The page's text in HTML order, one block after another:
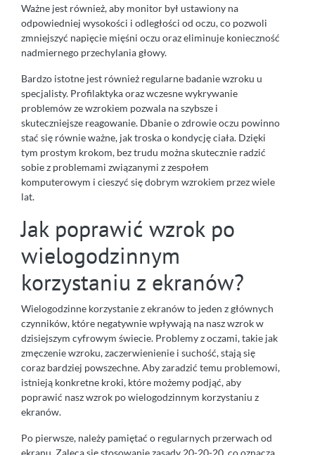
Ważne jest również, aby monitor był ustawiony na
odpowiedniej wysokości i odległości od oczu, co pozwoli
zmniejszyć napięcie mięśni oczu oraz eliminuje konieczność
nadmiernego przechylania głowy.
Bardzo istotne jest również regularne badanie wzroku u
specjalisty. Profilaktyka oraz wczesne wykrywanie
problemów ze wzrokiem pozwala na szybsze i
skuteczniejsze reagowanie. Dbanie o zdrowie oczu powinno
stać się równie ważne, jak troska o kondycję ciała. Dzięki
tym prostym krokom, bez trudu można skutecznie radzić
sobie z problemami związanymi z zespołem
komputerowym i cieszyć się dobrym wzrokiem przez wiele
lat.
Jak poprawić wzrok po
wielogodzinnym
korzystaniu z ekranów?
Wielogodzinne korzystanie z ekranów to jeden z głównych
czynników, które negatywnie wpływają na nasz wzrok w
dzisiejszym cyfrowym świecie. Problemy z oczami, takie jak
zmęczenie wzroku, zaczerwienienie i suchość, stają się
coraz bardziej powszechne. Aby zaradzić temu problemowi,
istnieją konkretne kroki, które możemy podjąć, aby
poprawić nasz wzrok po wielogodzinnym korzystaniu z
ekranów.
Po pierwsze, należy pamiętać o regularnych przerwach od
ekranu. Zaleca się stosowanie zasady 20-20-20, co oznacza,